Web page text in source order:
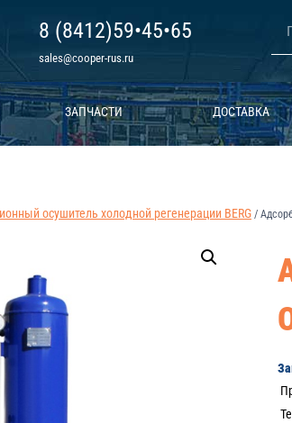
8 (8412)59•45•65
sales@cooper-rus.ru
ЗАПЧАСТИ ДОСТАВКА
осушитель холодной регенерации BERG /